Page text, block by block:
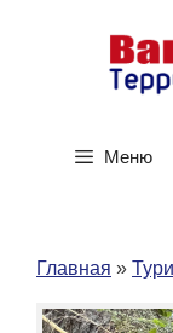
содержимому
Меню
Главная »